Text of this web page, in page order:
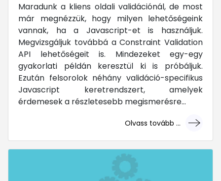
Maradunk a kliens oldali validációnál, de most
már megnézzük, hogy milyen lehetőségeink
vannak, ha a Javascript-et is használjuk.
Megvizsgáljuk továbbá a Constraint Validation
API lehetőségeit is. Mindezeket egy-egy
gyakorlati példán keresztül ki is próbáljuk.
Ezután felsorolok néhány validáció-specifikus
Javascript keretrendszert, amelyek
érdemesek a részletesebb megismerésre...
Olvass tovább ...
... mert megéri!